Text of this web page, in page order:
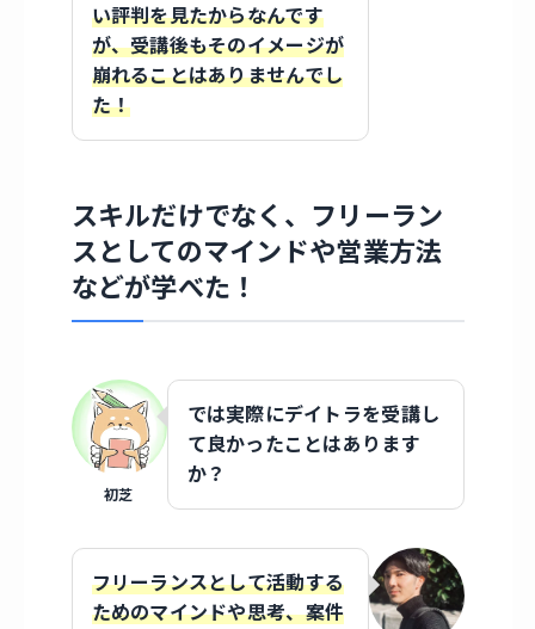
い評判を見たからなんです
が、受講後もそのイメージが
崩れることはありませんでし
た！
スキルだけでなく、フリーラン
スとしてのマインドや営業方法
などが学べた！
初芝
では実際にデイトラを受講し
て良かったことはあります
か？
フリーランスとして活動する
ためのマインドや思考、案件